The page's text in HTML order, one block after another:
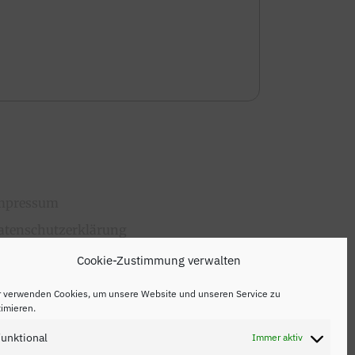
Cookie-Zustimmung verwalten
verwenden Cookies, um unsere Website und unseren Service zu
Immer aktiv